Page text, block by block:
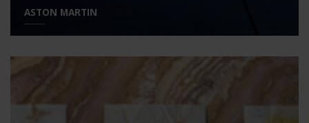
ASTON MARTIN